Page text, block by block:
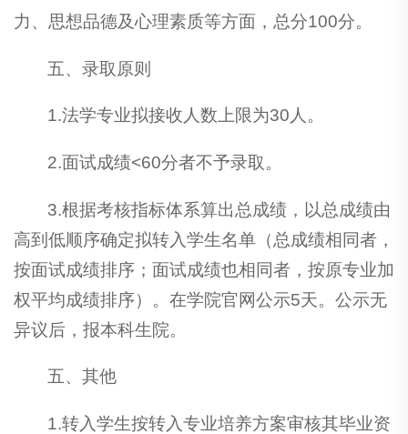
力、思想品德及心理素质等方面，总分100分。
五、录取原则
1.法学专业拟接收人数上限为30人。
2.面试成绩<60分者不予录取。
3.根据考核指标体系算出总成绩，以总成绩由
高到低顺序确定拟转入学生名单（总成绩相同者，
按面试成绩排序；面试成绩也相同者，按原专业加
权平均成绩排序）。在学院官网公示5天。公示无
异议后，报本科生院。
五、其他
1.转入学生按转入专业培养方案审核其毕业资